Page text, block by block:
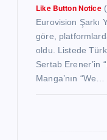
Like Button Notice(
Eurovision Şarkı
göre,
oldu. Listede
Sertab Erener’in
Manga’nın “We…